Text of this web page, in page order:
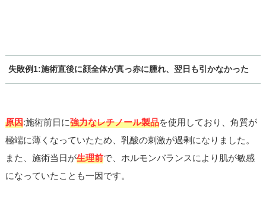
失敗例1:施術直後に顔全体が真っ赤に腫れ、翌日も引かなかった
原因:施術前日に強力なレチノール製品を使用しており、角質が
極端に薄くなっていたため、乳酸の刺激が過剰になりました。
また、施術当日が生理前で、ホルモンバランスにより肌が敏感
になっていたことも一因です。